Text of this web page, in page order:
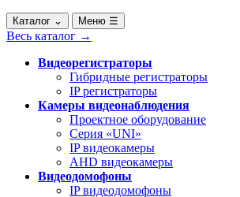
Каталог ⌄ Меню ☰
Весь каталог →
Видеорегистраторы
Гибридные регистраторы
IP регистраторы
Камеры видеонаблюдения
Проектное оборудование
Серия «UNI»
IP видеокамеры
AHD видеокамеры
Видеодомофоны
IP видеодомофоны